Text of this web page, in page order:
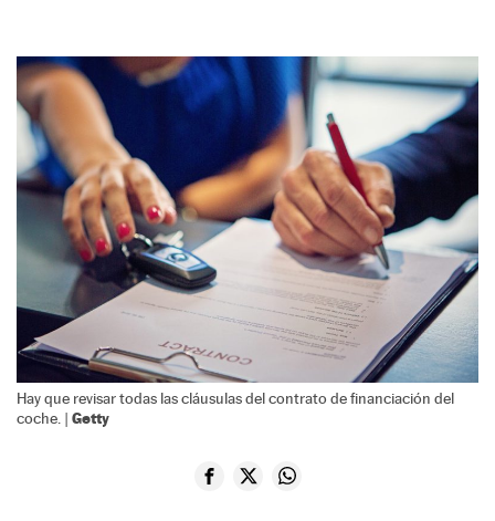
Hay que revisar todas las cláusulas del contrato de financiación del
coche. | Getty